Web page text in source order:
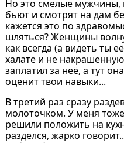
Но это смелые
бьют и смотрят на дам
кажется это по
шляться? Женщины
как всегда (а видеть ты
халате и не
заплатил за неё, а тут
оценит твои навыки...
В третий раз сразу
молоточком. У меня
решили положить на
разделся, жарко